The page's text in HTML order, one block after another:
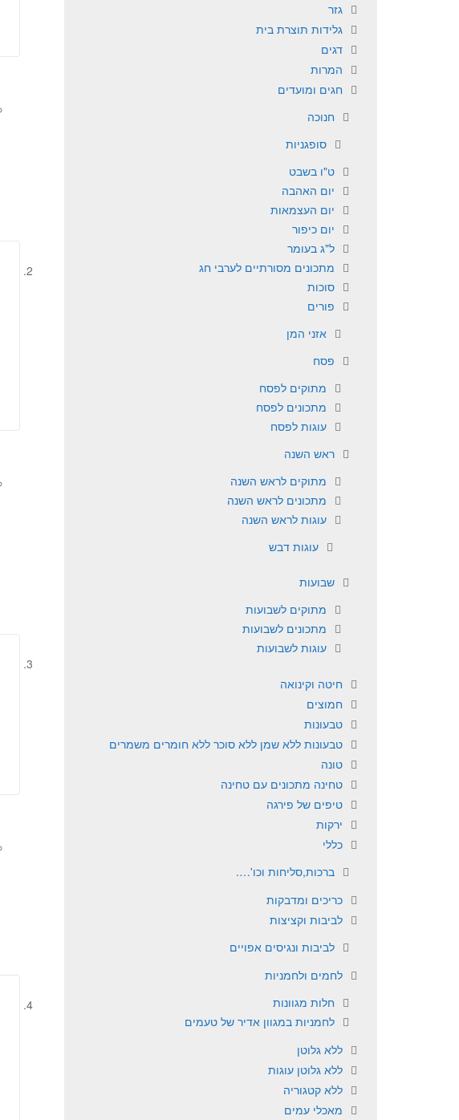
גזר
גלידות תוצרת בית
דגים
המרות
חגים ומועדים
חנוכה
סופגניות
ט"ו בשבט
יום האהבה
יום העצמאות
יום כיפור
ל"ג בעומר
מתכונים מסורתיים לערבי חג
סוכות
פורים
אזני המן
פסח
מתוקים לפסח
מתכונים לפסח
עוגות לפסח
ראש השנה
מתוקים לראש השנה
מתכונים לראש השנה
עוגות לראש השנה
עוגות דבש
שבועות
מתוקים לשבועות
מתכונים לשבועות
עוגות לשבועות
חיטה וקינואה
חמוצים
טבעונות
טבעונות ללא שמן ללא סוכר ללא חומרים משמרים
טונה
טחינה מתכונים עם טחינה
טיפים של פירגה
ירקות
כללי
ברכות,סליחות וכו'….
כריכים ומדבקות
לביבות וקציצות
לביבות ונגיסים אפויים
לחמים ולחמניות
חלות מגוונות
לחמניות במגוון אדיר של טעמים
ללא גלוטן
ללא גלוטן עוגות
ללא קטגוריה
מאכלי עמים